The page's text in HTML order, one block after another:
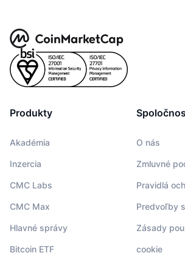
Produkty
Akadémia
Inzercia
CMC Labs
CMC Max
Hlavné správy
Bitcoin ETF
O nás
Zmluvné
Pravidlá
Predvoľby
Zásady
cookie